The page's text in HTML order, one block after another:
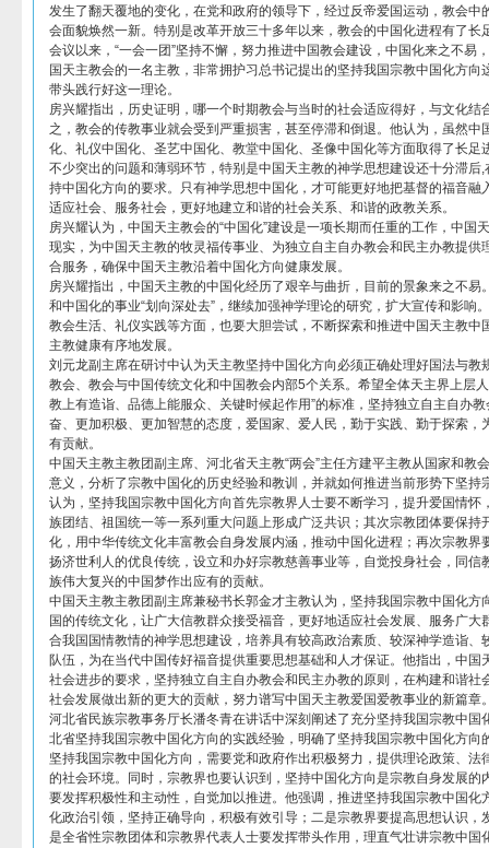
发生了翻天覆地的变化，在党和政府的领导下，经过反帝爱国运动，教会中
会面貌焕然一新。特别是改革开放三十多年以来，教会的中国化进程有了长
会议以来，“一会一团”坚持不懈，努力推进中国教会建设，中国化来之不易
国天主教会的一名主教，非常拥护习总书记提出的坚持我国宗教中国化方向
带头践行好这一理论。
房兴耀指出，历史证明，哪一个时期教会与当时的社会适应得好，与文化结
之，教会的传教事业就会受到严重损害，甚至停滞和倒退。他认为，虽然中
化、礼仪中国化、圣艺中国化、教堂中国化、圣像中国化等方面取得了长足
不少突出的问题和薄弱环节，特别是中国天主教的神学思想建设还十分滞后
持中国化方向的要求。只有神学思想中国化，才可能更好地把基督的福音融
适应社会、服务社会，更好地建立和谐的社会关系、和谐的政教关系。
房兴耀认为，中国天主教会的“中国化”建设是一项长期而任重的工作，中国
现实，为中国天主教的牧灵福传事业、为独立自主自办教会和民主办教提供
合服务，确保中国天主教沿着中国化方向健康发展。
房兴耀指出，中国天主教的中国化经历了艰辛与曲折，目前的景象来之不易
和中国化的事业“划向深处去”，继续加强神学理论的研究，扩大宣传和影响
教会生活、礼仪实践等方面，也要大胆尝试，不断探索和推进中国天主教中
主教健康有序地发展。
刘元龙副主席在研讨中认为天主教坚持中国化方向必须正确处理好国法与教
教会、教会与中国传统文化和中国教会内部5个关系。希望全体天主界上层
教上有造诣、品德上能服众、关键时候起作用”的标准，坚持独立自主自办
奋、更加积极、更加智慧的态度，爱国家、爱人民，勤于实践、勤于探索，
有贡献。
中国天主教主教团副主席、河北省天主教“两会”主任方建平主教从国家和教
意义，分析了宗教中国化的历史经验和教训，并就如何推进当前形势下坚持
认为，坚持我国宗教中国化方向首先宗教界人士要不断学习，提升爱国情怀
族团结、祖国统一等一系列重大问题上形成广泛共识；其次宗教团体要保持
化，用中华传统文化丰富教会自身发展内涵，推动中国化进程；再次宗教界
扬济世利人的优良传统，设立和办好宗教慈善事业等，自觉投身社会，同信
族伟大复兴的中国梦作出应有的贡献。
中国天主教主教团副主席兼秘书长郭金才主教认为，坚持我国宗教中国化方
国的传统文化，让广大信教群众接受福音，更好地适应社会发展、服务广大
合我国国情教情的神学思想建设，培养具有较高政治素质、较深神学造诣、
队伍，为在当代中国传好福音提供重要思想基础和人才保证。他指出，中国
社会进步的要求，坚持独立自主自办教会和民主办教的原则，在构建和谐社
社会发展做出新的更大的贡献，努力谱写中国天主教爱国爱教事业的新篇章
河北省民族宗教事务厅长潘冬青在讲话中深刻阐述了充分坚持我国宗教中国
北省坚持我国宗教中国化方向的实践经验，明确了坚持我国宗教中国化方向
坚持我国宗教中国化方向，需要党和政府作出积极努力，提供理论政策、法
的社会环境。同时，宗教界也要认识到，坚持中国化方向是宗教自身发展的
要发挥积极性和主动性，自觉加以推进。他强调，推进坚持我国宗教中国化
化政治引领，坚持正确导向，积极有效引导；二是宗教界要提高思想认识，
是全省性宗教团体和宗教界代表人士要发挥带头作用，理直气壮讲宗教中国